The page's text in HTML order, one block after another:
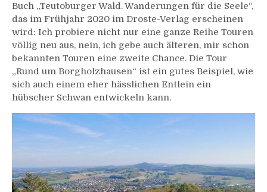
Buch „Teutoburger Wald. Wanderungen für die Seele“,
das im Frühjahr 2020 im Droste-Verlag erscheinen
wird: Ich probiere nicht nur eine ganze Reihe Touren
völlig neu aus, nein, ich gebe auch älteren, mir schon
bekannten Touren eine zweite Chance. Die Tour
„Rund um Borgholzhausen“ ist ein gutes Beispiel, wie
sich auch einem eher hässlichen Entlein ein
hübscher Schwan entwickeln kann.